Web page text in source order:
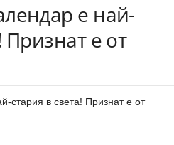
е най-
Признат е от